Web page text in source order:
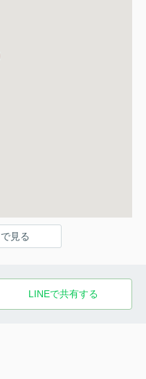
見る
LINEで共有する